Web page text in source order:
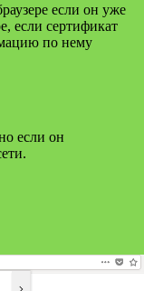
если он уже
если сертификат
по нему
если он